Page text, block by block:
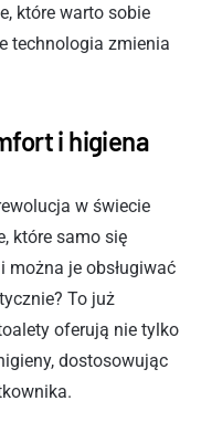
które warto sobie
technologia zmienia
i higiena
w świecie
które samo się
można je obsługiwać
To już
oferują nie tylko
dostosowując